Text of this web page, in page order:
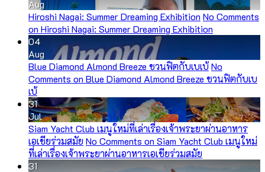
Aug
Hiroshi Nagai: Summer Dreaming Exhibition No Comments
on Hiroshi Nagai: Summer Dreaming Exhibition
04
Aug
Blue Diamond Almond Breeze ชวนฟิตกับเบเบ้No
Comments on Blue Diamond Almond Breeze ชวนฟิตกับเบ
เบ้
31
Jul
Siam Yacht Club เมนูใหม่ที่เล่าเรื่องเจ้าพระยาผ่านอาหาร
เอเชียร่วมสมัยNo Comments on Siam Yacht Club เมนูใหม่
ที่เล่าเรื่องเจ้าพระยาผ่านอาหารเอเชียร่วมสมัย
31